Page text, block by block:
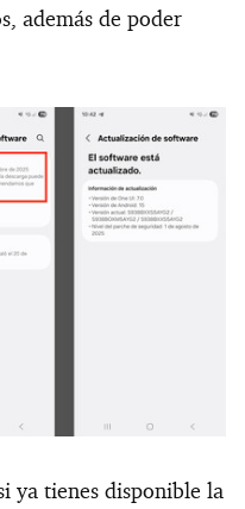
además de poder
ya tienes disponible la